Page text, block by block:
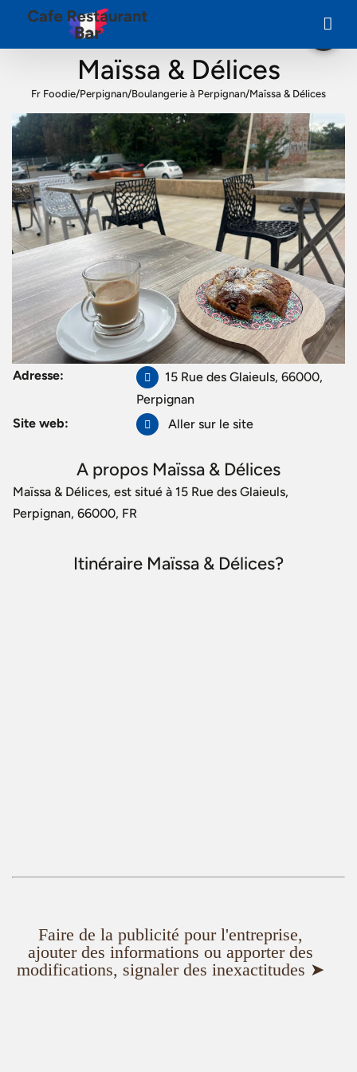
Maïssa & Délices
Fr Foodie/Perpignan/Boulangerie à Perpignan/Maïssa & Délices
Adresse:
15 Rue des Glaieuls, 66000,
Perpignan
Site web:
Aller sur le site
A propos Maïssa & Délices
Maïssa & Délices, est situé à 15 Rue des Glaieuls,
Perpignan, 66000, FR
Itinéraire Maïssa & Délices?
Faire de la publicité pour l'entreprise,
ajouter des informations ou apporter des
modifications, signaler des inexactitudes ➤